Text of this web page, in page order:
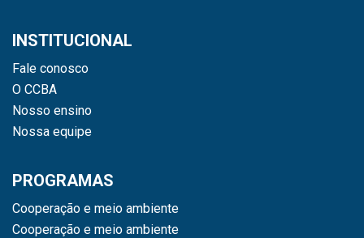
INSTITUCIONAL
Fale conosco
O CCBA
Nosso ensino
Nossa equipe
PROGRAMAS
Cooperação e meio ambiente
Cooperação e meio ambiente